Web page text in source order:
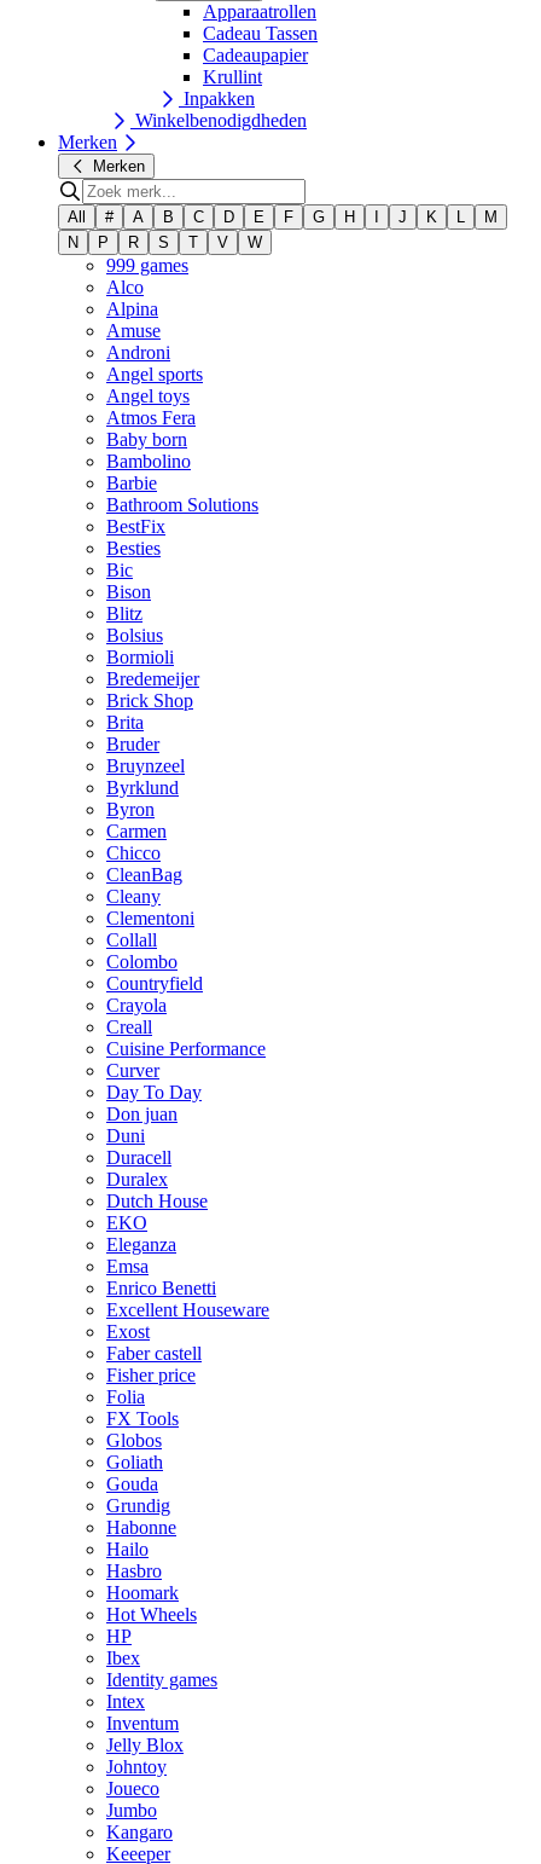
Apparaatrollen
Cadeau Tassen
Cadeaupapier
Krullint
Inpakken
Winkelbenodigdheden
Merken
Merken
All # A B C D E F G H J K L
M
N
P R S T V W
999 games
Alco
Alpina
Amuse
Androni
Angel sports
Angel toys
Atmos Fera
Baby born
Bambolino
Barbie
Bathroom Solutions
BestFix
Besties
Bic
Bison
Blitz
Bolsius
Bormioli
Bredemeijer
Brick Shop
Brita
Bruder
Bruynzeel
Byrklund
Byron
Carmen
Chicco
CleanBag
Cleany
Clementoni
Collall
Colombo
Countryfield
Crayola
Creall
Cuisine Performance
Curver
Day To Day
Don juan
Duni
Duracell
Duralex
Dutch House
EKO
Eleganza
Emsa
Enrico Benetti
Excellent Houseware
Exost
Faber castell
Fisher price
Folia
FX Tools
Globos
Goliath
Gouda
Grundig
Habonne
Hailo
Hasbro
Hoomark
Hot Wheels
HP
Ibex
Identity games
Intex
Inventum
Jelly Blox
Johntoy
Joueco
Jumbo
Kangaro
Keeeper